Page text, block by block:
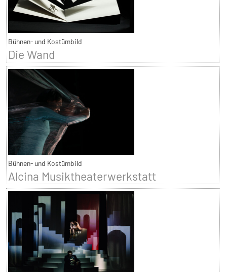
Bühnen- und Kostümbild
Die Wand
Bühnen- und Kostümbild
Alcina Musiktheaterwerkstatt